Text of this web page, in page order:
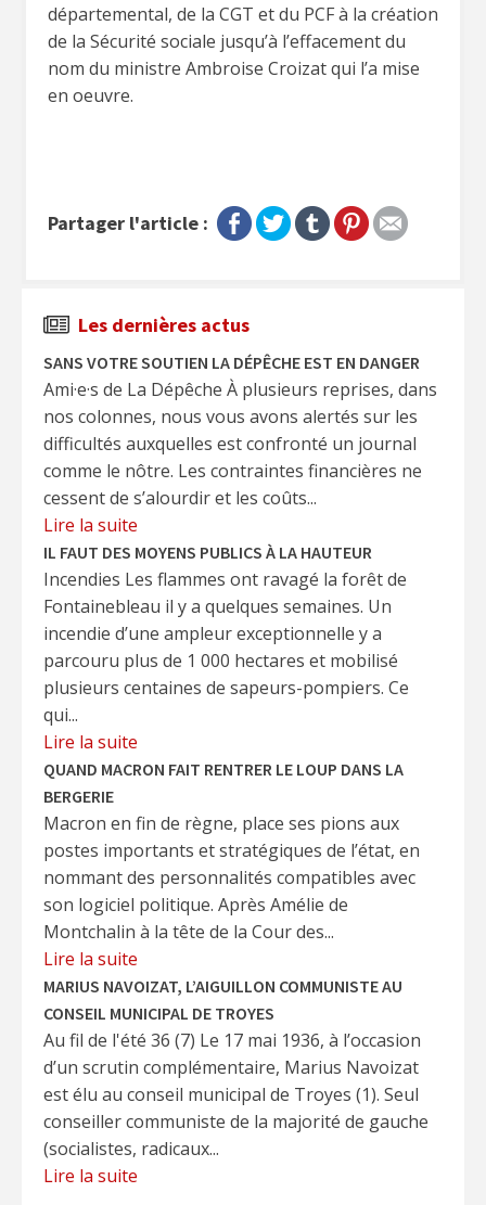
départemental, de la CGT et du PCF à la création
de la Sécurité sociale jusqu’à l’effacement du
nom du ministre Ambroise Croizat qui l’a mise
en oeuvre.
Partager l'article :
Les dernières actus
SANS VOTRE SOUTIEN LA DÉPÊCHE EST EN DANGER
Ami·e·s de La Dépêche À plusieurs reprises, dans
nos colonnes, nous vous avons alertés sur les
difficultés auxquelles est confronté un journal
comme le nôtre. Les contraintes financières ne
cessent de s’alourdir et les coûts...
Lire la suite
IL FAUT DES MOYENS PUBLICS À LA HAUTEUR
Incendies Les flammes ont ravagé la forêt de
Fontainebleau il y a quelques semaines. Un
incendie d’une ampleur exceptionnelle y a
parcouru plus de 1 000 hectares et mobilisé
plusieurs centaines de sapeurs-pompiers. Ce
qui...
Lire la suite
QUAND MACRON FAIT RENTRER LE LOUP DANS LA
BERGERIE
Macron en fin de règne, place ses pions aux
postes importants et stratégiques de l’état, en
nommant des personnalités compatibles avec
son logiciel politique. Après Amélie de
Montchalin à la tête de la Cour des...
Lire la suite
MARIUS NAVOIZAT, L’AIGUILLON COMMUNISTE AU
CONSEIL MUNICIPAL DE TROYES
Au fil de l'été 36 (7) Le 17 mai 1936, à l’occasion
d’un scrutin complémentaire, Marius Navoizat
est élu au conseil municipal de Troyes (1). Seul
conseiller communiste de la majorité de gauche
(socialistes, radicaux...
Lire la suite